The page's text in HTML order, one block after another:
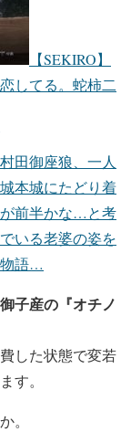
【SEKIRO】
してる。蛇柿二
田御座狼、一人
本城にたどり着
前半かな…と考
いる老婆の姿を
物語…
子産の『オチノ
した状態で変若
す。
。